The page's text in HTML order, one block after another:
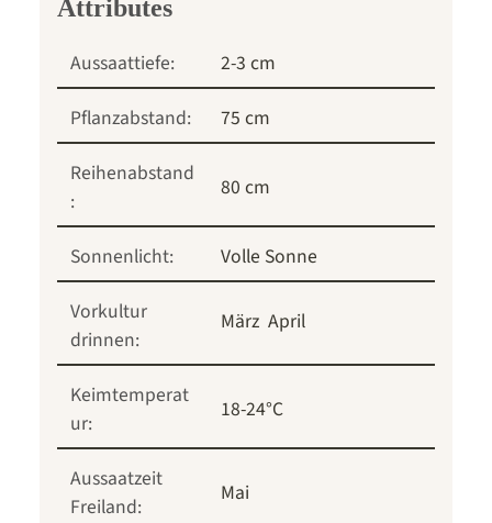
Aussaattiefe:
2-3 cm
Pflanzabstand:
75 cm
Reihenabstand
:
80 cm
Sonnenlicht:
Volle Sonne
Vorkultur
drinnen:
März April
Keimtemperat
ur:
18-24°C
Aussaatzeit
Freiland:
Mai